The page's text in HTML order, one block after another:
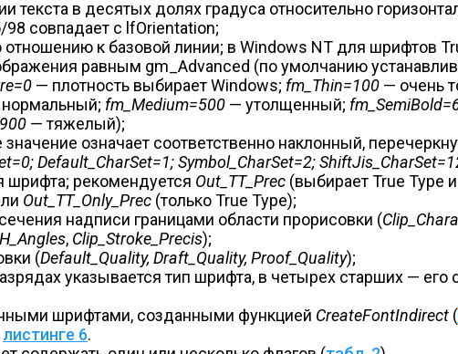
текста в десятых долях градуса относительно
совпадает с lfOrientation;
к базовой линии; в Windows NT для шрифтов
равным gm_Advanced (по умолчанию
— плотность выбирает Windows; fm_Thin=100 — очень
fm_Medium=500 — утолщенный;
— тяжелый);
означает соответственно наклонный,
Default_CharSet=1; Symbol_Char­Set=2;
шрифта; рекомендуется Out_TT_Prec (выбирает True Type
Out_TT_Only_Prec (только True Type);
надписи границами области прорисовки (
, Clip_Stroke_Precis);
(Default_Quality, Draft_Quality, Proof_Quality);
указывается тип шрифта, в четырех старших — его
шрифтами, созданными функцией CreateFontIndirect (
листинге 6.